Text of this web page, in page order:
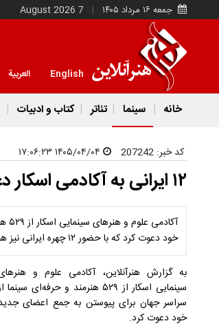
جمعه ۱۶ مرداد ۱۴۰۵ 7 August 2026
English العربية
خانه سینما تئاتر کتاب و ادبیات
کد خبر: 207242
۱۲ ایرانی به آکادمی اسکار دعوت شدند
خود دعوت کرد که با حضور ۱۲ چهره ایرانی نیز همراه است.
به گزارش هنرآنلاین، آکادمی علوم و
سینمایی اسکار از ۵۲۹ هنرمند و حرفه‌ای سینما
سراسر جهان برای پیوستن به جمع اعضای
خود دعوت کرد.